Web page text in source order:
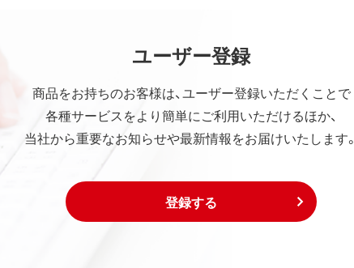
ユーザー登録
商品をお持ちのお客様は、ユーザー登録いただくことで
各種サービスをより簡単にご利用いただけるほか、
当社から重要なお知らせや最新情報をお届けいたします。
登録する